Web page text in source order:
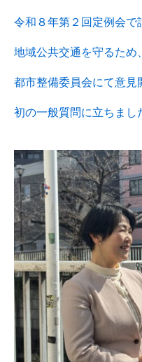
令和８年第２回定例会で
地域公共交通を守るため
都市整備委員会にて意見
初の一般質問に立ちまし